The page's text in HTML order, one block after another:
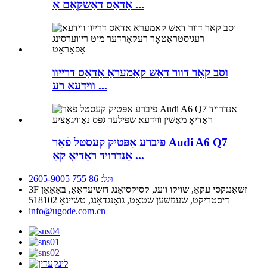
אַדאַס דאַשקאַם אַ ...
וסב קאַר דוור דאַש קאַמעראַ אַדאַס דרייוו
ווידעא רע ...
פיברע אַפּטיק קעסטל פֿאַר Audi A6 Q7
אַנדרויד ראַדיאָ קאַ ...
תּל: 86 755 2605-9005
3F זשאָנגקסי עקאָ, שויקו וועג, קסיקסיאַנג דזשיעדאַאָ, באַאָאַן
דיסטריקט, שענזשען שטאָט, גואַנגדאָנג, טשיינאַ 518102
info@ugode.com.cn